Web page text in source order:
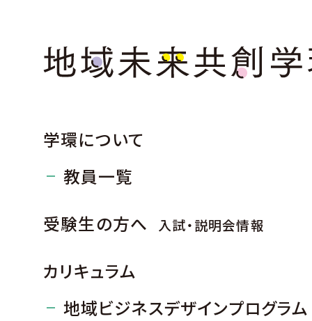
学環について
教員一覧
受験生の方へ
入試・説明会情報
カリキュラム
地域ビジネスデザインプログラム